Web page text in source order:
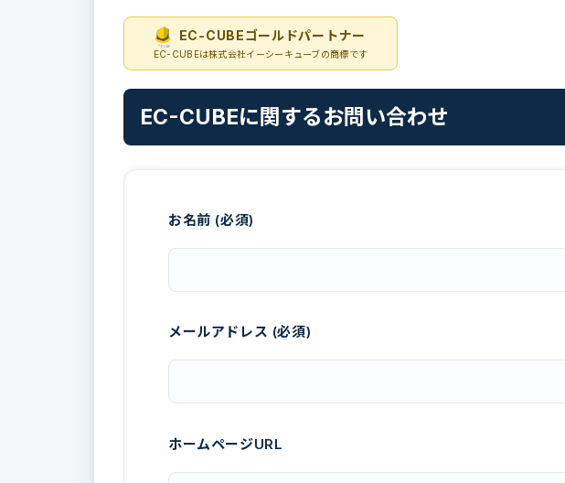
EC-CUBEゴールドパートナー
EC-CUBEは株式会社イーシーキューブの商標です
EC-CUBEに関するお問い合わせ
お名前 (必須)
メールアドレス (必須)
ホームページURL